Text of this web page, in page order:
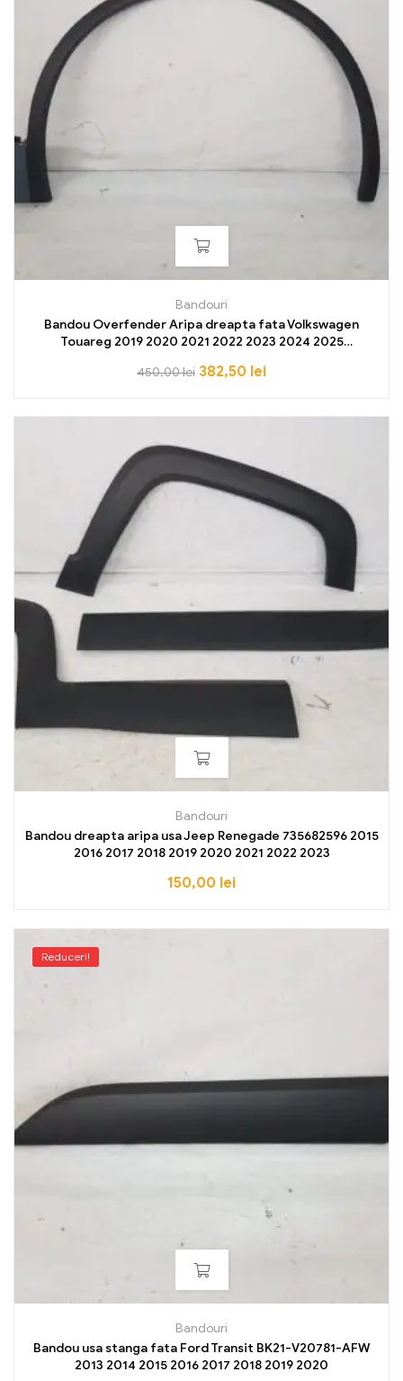
Bandouri
Bandou Overfender Aripa dreapta fata Volkswagen
Touareg 2019 2020 2021 2022 2023 2024 2025
450,00lei 382,50 lei
Bandouri
Bandou dreapta aripa usa Jeep Renegade 735682596 2015
2016 2017 2018 2019 2020 2021 2022 2023
150,00 lei
Reduceri!
Bandouri
Bandou usa stanga fata Ford Transit BK21-V20781-AFW
2013 2014 2015 2016 2017 2018 2019 2020